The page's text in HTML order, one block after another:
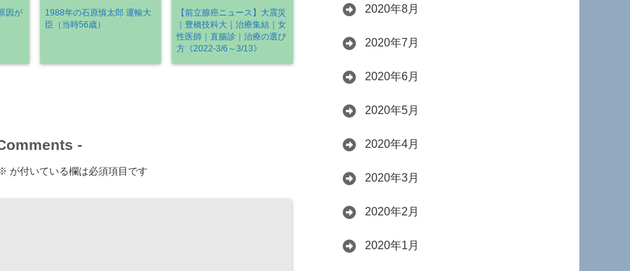
因が
1988年の石原慎太郎 運輸大
臣（当時56歳）
【前立腺癌ニュース】大震災
｜豊橋技科大｜治療集結｜女
性医師｜直腸診｜治療の選び
方《2022-3/6～3/13》
-
が付いている欄は必須項目です
2020年8月
2020年7月
2020年6月
2020年5月
2020年4月
2020年3月
2020年2月
2020年1月